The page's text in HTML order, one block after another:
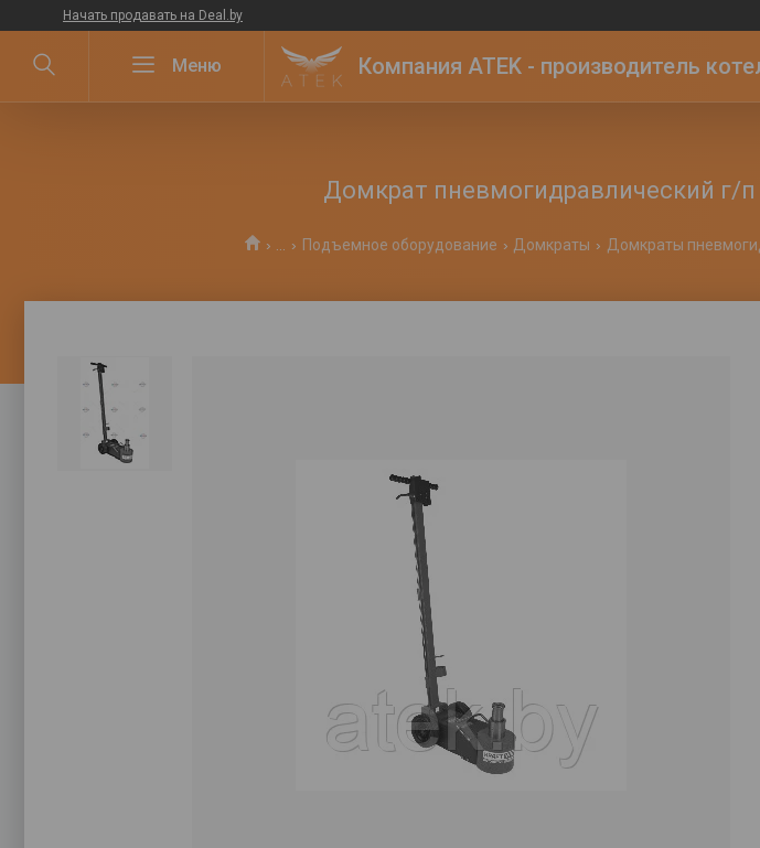
Начать продавать на Deal.by
Компания ATEK - производитель
Домкрат пневмогидравлический г/п
Подъемное оборудование Домкраты Домкраты